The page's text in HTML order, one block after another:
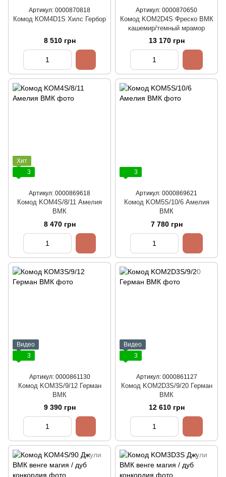
Артикул: 0000870818
Комод КОМ4D1S Хилс Гербор
8 510 грн
Артикул: 0000870650
Комод KOM2D4S Фреско ВМК
кашемир/темный мрамор
13 170 грн
Хит
3
Артикул: 0000869618
Комод KOM4S/8/11 Амелия
ВМК
8 470 грн
3
Артикул: 0000869621
Комод KOM5S/10/6 Амелия
ВМК
7 780 грн
Видео
3
Артикул: 0000861130
Комод KOM3S/9/12 Герман
ВМК
9 390 грн
Видео
3
Артикул: 0000861127
Комод KOM2D3S/9/20 Герман
ВМК
12 610 грн